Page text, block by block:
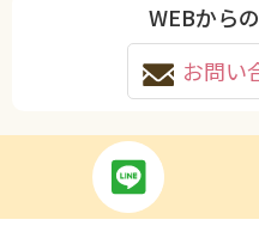
WEBから
お問い